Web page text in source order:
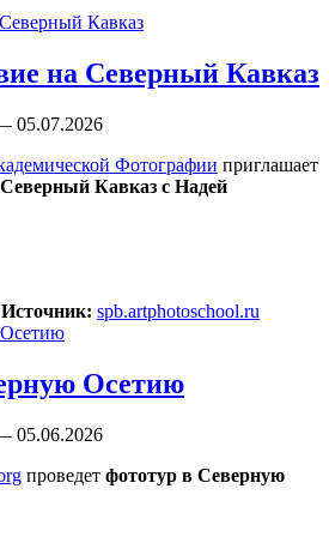
на Северный Кавказ
05.07.2026
Фотографии приглашает
Кавказ с Надей
Источник: spb.artphotoschool.ru
Осетию
05.06.2026
проведет фототур в Северную